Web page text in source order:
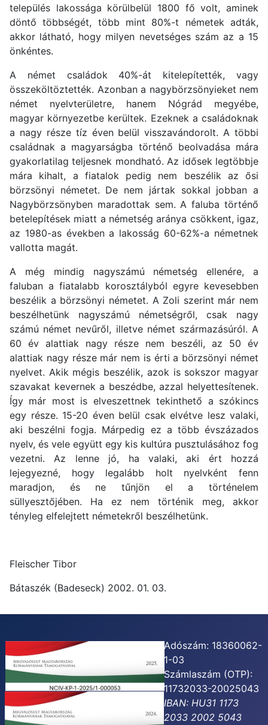
település lakossága körülbelül 1800 fő volt, aminek
döntő többségét, több mint 80%-t németek adták,
akkor látható, hogy milyen nevetséges szám az a 15
önkéntes.
A német családok 40%-át kitelepítették, vagy
összeköltöztették. Azonban a nagybörzsönyieket nem
német nyelvterületre, hanem Nógrád megyébe,
magyar környezetbe kerültek. Ezeknek a családoknak
a nagy része tíz éven belül visszavándorolt. A többi
családnak a magyarságba történő beolvadása mára
gyakorlatilag teljesnek mondható. Az idősek legtöbbje
mára kihalt, a fiatalok pedig nem beszélik az ősi
börzsönyi németet. De nem jártak sokkal jobban a
Nagybörzsönyben maradottak sem. A faluba történő
betelepítések miatt a németség aránya csökkent, igaz,
az 1980-as években a lakosság 60-62%-a németnek
vallotta magát.
A még mindig nagyszámú németség ellenére, a
faluban a fiatalabb korosztályból egyre kevesebben
beszélik a börzsönyi németet. A Zoli szerint már nem
beszélhetünk nagyszámú németségről, csak nagy
számú német nevűről, illetve német származásúról. A
60 év alattiak nagy része nem beszéli, az 50 év
alattiak nagy része már nem is érti a börzsönyi német
nyelvet. Akik mégis beszélik, azok is sokszor magyar
szavakat kevernek a beszédbe, azzal helyettesítenek.
Így már most is elveszettnek tekinthető a szókincs
egy része. 15-20 éven belül csak elvétve lesz valaki,
aki beszélni fogja. Márpedig ez a több évszázados
nyelv, és vele együtt egy kis kultúra pusztulásához fog
vezetni. Az lenne jó, ha valaki, aki ért hozzá
lejegyezné, hogy legalább holt nyelvként fenn
maradjon, és ne tűnjön el a történelem
süllyesztőjében. Ha ez nem történik meg, akkor
tényleg elfelejtett németekről beszélhetünk.
Fleischer Tibor
Bátaszék (Badeseck) 2002. 01. 03.
Adószám: 18360062-
1-03
Számlaszám (OTP):
11732033-20025043
IBAN: HU31 1173
2033 2002 5043